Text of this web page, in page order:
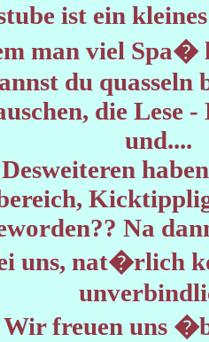
ist ein
man viel Spa�
du
die Lese
und....
Desweiteren
Na
uns, nat�rlich
Wir freuen uns